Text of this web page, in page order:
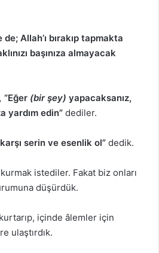
Allah’ı bırakıp tapmakta
başınıza almayacak
“Eğer (bir şey) yapacaksanız,
yardım edin” dediler.
serin ve esenlik ol” dedik.
istediler. Fakat biz onları
düşürdük.
içinde âlemler için
ulaştırdık.